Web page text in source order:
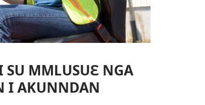
SU MMLUSUƐ NGA
I AKUNNDAN